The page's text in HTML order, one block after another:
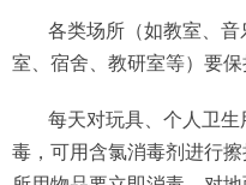
各类场所（如教室、
室、宿舍、教研室等）要
每天对玩具、个人卫
毒，可用含氯消毒剂进行